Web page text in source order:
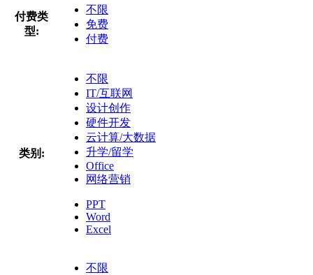
付费类
型:
不限
免费
付费
类别:
不限
IT/互联网
设计创作
硬件开发
云计算/大数据
升学/留学
Office
网络营销
PPT
Word
Excel
不限